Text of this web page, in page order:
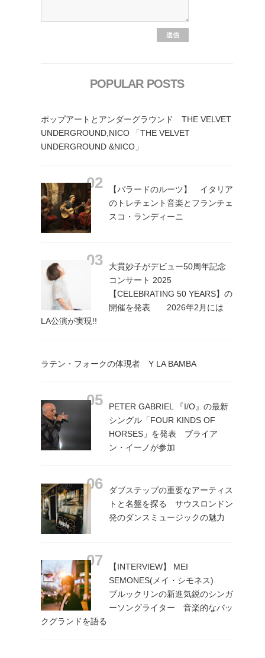
POPULAR POSTS
ポップアートとアンダーグラウンド THE VELVET
UNDERGROUND,NICO 「THE VELVET
UNDERGROUND &NICO」
【バラードのルーツ】 イタリア
のトレチェント音楽とフランチェ
スコ・ランディーニ
大貫妙子がデビュー50周年記念
コンサート 2025
【CELEBRATING 50 YEARS】の
開催を発表 2026年2月には
LA公演が実現!!
ラテン・フォークの体現者 Y LA BAMBA
PETER GABRIEL 『I/O』の最新
シングル「FOUR KINDS OF
HORSES」を発表 ブライア
ン・イーノが参加
ダブステップの重要なアーティス
トと名盤を探る サウスロンドン
発のダンスミュージックの魅力
【INTERVIEW】 MEI
SEMONES(メイ・シモネス)
ブルックリンの新進気鋭のシンガ
ーソングライター 音楽的なバッ
クグランドを語る